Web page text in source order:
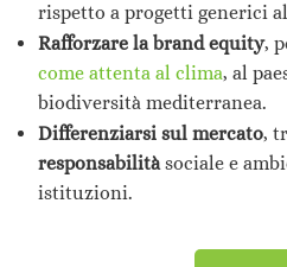
rispetto a progetti generici
Rafforzare la brand equity,
come attenta al clima, al
biodiversità mediterranea.
Differenziarsi sul mercato,
responsabilitàsociale e
istituzioni.